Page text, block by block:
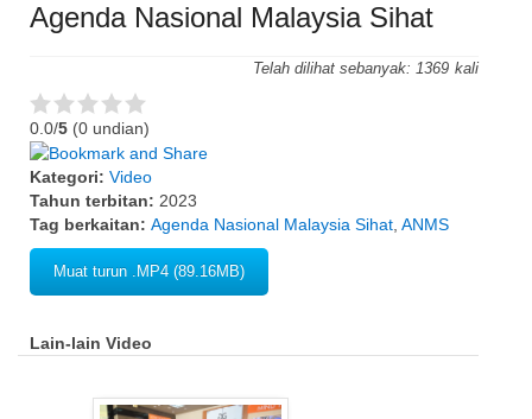
Agenda Nasional Malaysia Sihat
Telah dilihat sebanyak: 1369
0.0/5 (0 undian)
Kategori: Video
Tahun terbitan: 2023
Tag berkaitan: Agenda Nasional Malaysia Sihat, ANMS
Muat turun .MP4 (89.16MB)
Lain-lain Video